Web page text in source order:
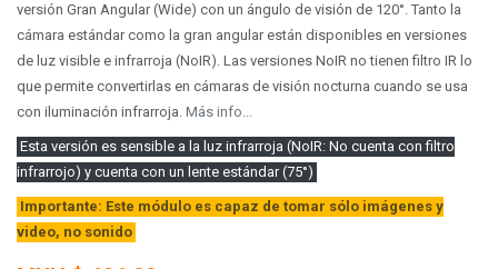
versión Gran Angular (Wide) con un ángulo de visión de 120°. Tanto la
cámara estándar como la gran angular están disponibles en versiones
de luz visible e infrarroja (NoIR). Las versiones NoIR no tienen filtro IR lo
que permite convertirlas en cámaras de visión nocturna cuando se usa
con iluminación infrarroja. Más info...
Esta versión es sensible a la luz infrarroja (NoIR: No cuenta con filtro
infrarrojo) y cuenta con un lente estándar (75°)
Importante: Este módulo es capaz de tomar sólo imágenes y
video, no sonido